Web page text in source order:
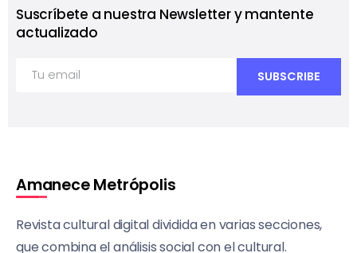
Suscríbete a nuestra Newsletter y mantente
actualizado
Amanece Metrópolis
Revista cultural digital dividida en varias secciones,
que combina el análisis social con el cultural.